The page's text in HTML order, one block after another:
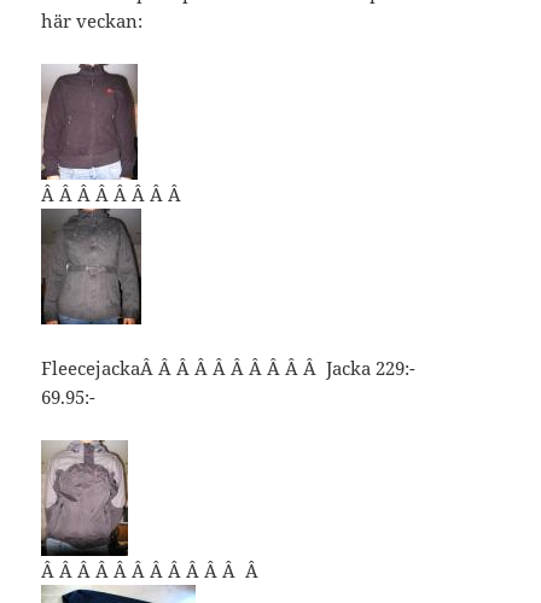
här veckan:
Â Â Â Â Â Â Â Â
FleecejackaÂ Â Â Â Â Â Â Â Â Â Jacka 229:-
69.95:-
Â Â Â Â Â Â Â Â Â Â Â Â